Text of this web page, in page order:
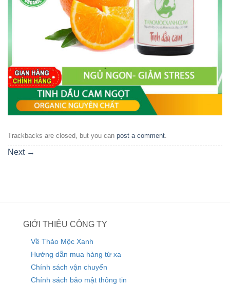
Trackbacks are closed, but you can post a comment.
Next →
GIỚI THIỆU CÔNG TY
Về Thảo Mộc Xanh
Hướng dẫn mua hàng từ xa
Chính sách vận chuyển
Chính sách bảo mật thông tin